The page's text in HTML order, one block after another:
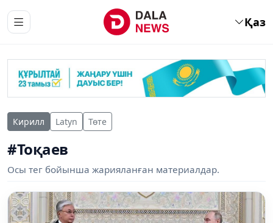
Қаз
Кирилл Latyn Төте
#Тоқаев
Осы тег бойынша жарияланған материалдар.